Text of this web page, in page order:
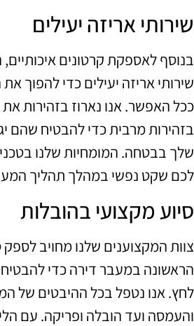
שירותי אריזה יעילים
בנוסף לאספקת קרטונים איכותיים,
שירותי אריזה יעילים כדי להפוך
ככל האפשר. אנו נארוז בזהירות
בזהירות מרבית כדי להבטיח שהם
שלך בבטחה. המומחיות שלנו
לכם שקט נפשי במהלך תהליך
סיוע מקצועי בהובלות
צוות המקצוענים שלנו מחויב
הראשונה במעבר דירה כדי להבטיח
לחץ. אנו נטפל בכל ההיבטים של
והעמסה ועד הובלה ופריקה. עם